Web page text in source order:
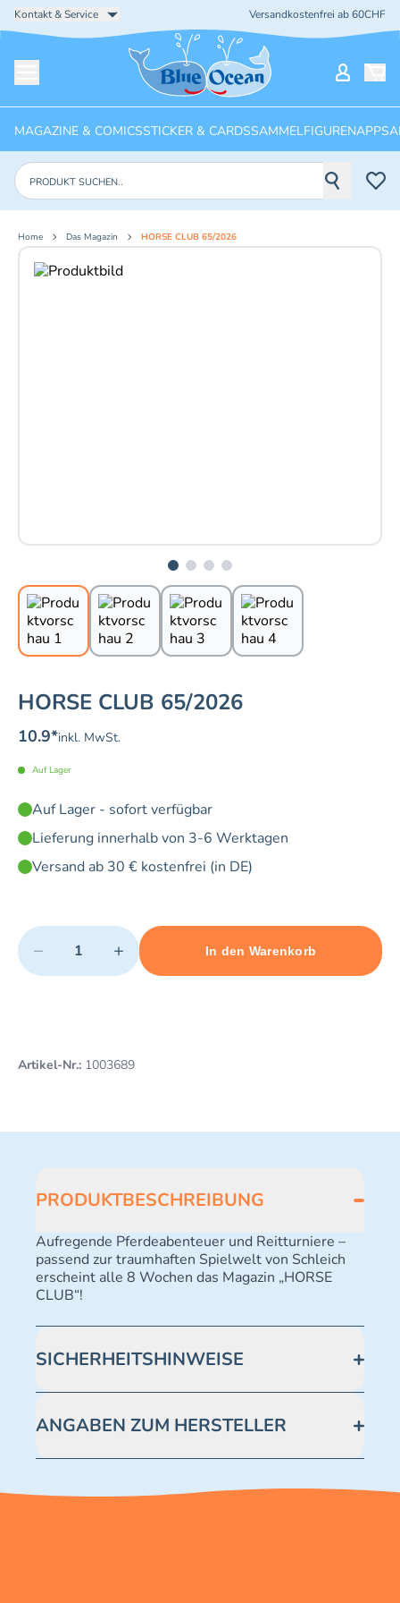
Kontakt & Service Versandkostenfrei ab 60CHF
Startseite
MAGAZINE & COMICSSTICKER & CARDSSAMMELFIGURENAPPS
Produkte suchen
Home Das Magazin HORSE CLUB 65/2026
Aktuelles Bild: 1 von 4
HORSE CLUB 65/2026
10.9*inkl. MwSt.
Auf Lager
Auf Lager - sofort verfügbar
Lieferung innerhalb von 3-6 Werktagen
Versand ab 30 € kostenfrei (in DE)
Quantity
− +
Minimum quantity: 1 Maximum quantity: 20
In den Warenkorb
Add 1 item to cart
Artikel-Nr.: 1003689
PRODUKTBESCHREIBUNG
Aufregende Pferdeabenteuer und Reitturniere –
passend zur traumhaften Spielwelt von Schleich
erscheint alle 8 Wochen das Magazin „HORSE
CLUB“!
SICHERHEITSHINWEISE
Enthält verschluckbare Kleinteile -
Erstickungsgefahr.
ANGABEN ZUM HERSTELLER
ocean.de/kundenservice Telefonnummer: 0711
2202990 Seidenstraße 19 70174 Stuttgart